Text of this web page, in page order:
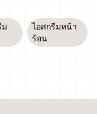
ม
ไอศกรีมหน้า
ร้อน